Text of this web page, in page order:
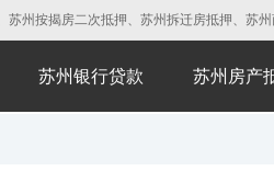
州按揭房二次抵押、苏州拆迁房抵押、
苏州银行贷款 苏州房产